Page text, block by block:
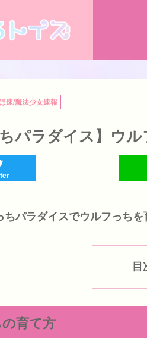
速/魔法少女速報
パラダイス】ウ
パラダイスでウルフっちを
目
育て方